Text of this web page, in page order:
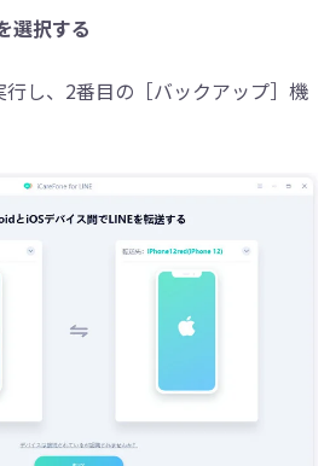
選択する
し、2番目の［バックアップ］機